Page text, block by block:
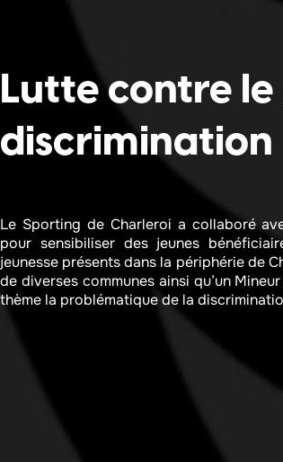
Lutte contre
discrimination​
Le Sporting de Charleroi a collaboré
pour sensibiliser des jeunes
jeunesse présents dans la périphérie de
de diverses communes ainsi qu’un
thème la problématique de la